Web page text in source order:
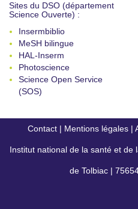
Sites du DSO (département
Science Ouverte) :
Insermbiblio
MeSH bilingue
HAL-Inserm
Photoscience
Science Open Service
(SOS)
Contact | Mentions légales |
Institut national de la santé et
de Tolbiac |